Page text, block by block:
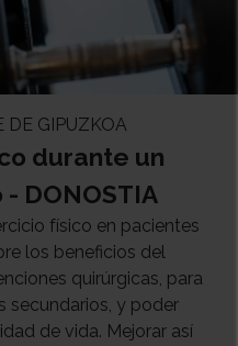
DE GIPUZKOA
durante un
DONOSTIA
físico en pacientes
los beneficios del
quirúrgicas, para
secundarios, y poder
de vida. Mejorar así